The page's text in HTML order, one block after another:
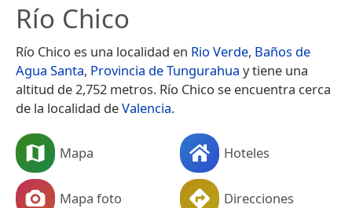
Río Chico
Río Chico es una localidad en Rio Verde, Baños de
Agua Santa, Provincia de Tungurahua y tiene una
altitud de 2,752 metros. Río Chico se encuentra cerca
de la localidad deValencia.
Mapa Hoteles
Mapa foto Direcciones